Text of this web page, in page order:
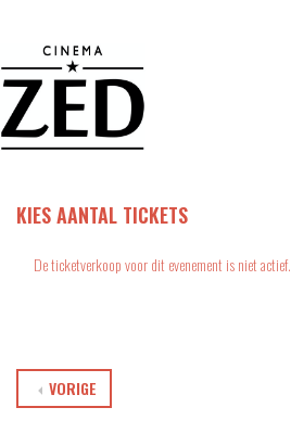
KIES AANTAL TICKETS
De ticketverkoop voor dit evenement is niet actief.
VORIGE